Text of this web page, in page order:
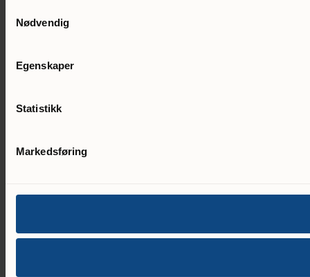
Nødvendig
Egenskaper
Statistikk
Markedsføring